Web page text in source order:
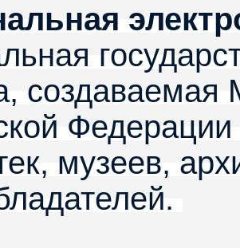
создаваемая
музеев,